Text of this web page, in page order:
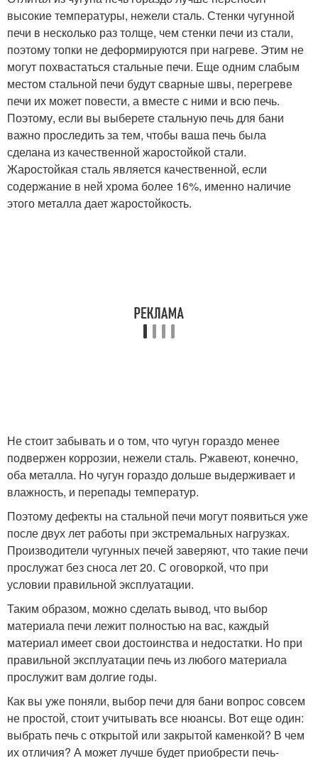
высокие температуры, нежели сталь. Стенки чугунной
печи в несколько раз толще, чем стенки печи из стали,
поэтому топки не деформируются при нагреве. Этим не
могут похвастаться стальные печи. Еще одним слабым
местом стальной печи будут сварные швы, перегреве
печи их может повести, а вместе с ними и всю печь.
Поэтому, если вы выберете стальную печь для бани
важно проследить за тем, чтобы ваша печь была
сделана из качественной жаростойкой стали.
Жаростойкая сталь является качественной, если
содержание в ней хрома более 16%, именно наличие
этого металла дает жаростойкость.
Не стоит забывать и о том, что чугун гораздо менее
подвержен коррозии, нежели сталь. Ржавеют, конечно,
оба металла. Но чугун гораздо дольше выдерживает и
влажность, и перепады температур.
Поэтому дефекты на стальной печи могут появиться уже
после двух лет работы при экстремальных нагрузках.
Производители чугунных печей заверяют, что такие печи
прослужат без сноса лет 20. С оговоркой, что при
условии правильной эксплуатации.
Таким образом, можно сделать вывод, что выбор
материала печи лежит полностью на вас, каждый
материал имеет свои достоинства и недостатки. Но при
правильной эксплуатации печь из любого материала
прослужит вам долгие годы.
Как вы уже поняли, выбор печи для бани вопрос совсем
не простой, стоит учитывать все нюансы. Вот еще один:
выбрать печь с открытой или закрытой каменкой? В чем
их отличия? А может лучше будет приобрести печь-